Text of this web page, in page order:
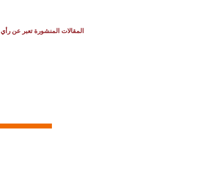
المقالات المنشورة تعبر عن